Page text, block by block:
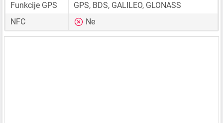
Funkcije GPS
GPS, BDS, GALILEO, GLONASS
NFC
Ne